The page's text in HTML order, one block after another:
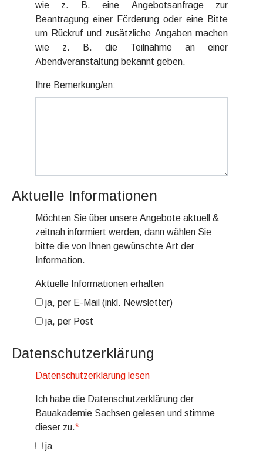
wie z. B. eine Angebotsanfrage zur
Beantragung einer Förderung oder eine Bitte
um Rückruf und zusätzliche Angaben machen
wie z. B. die Teilnahme an einer
Abendveranstaltung bekannt geben.
Ihre Bemerkung/en:
Aktuelle Informationen
Möchten Sie über unsere Angebote aktuell &
zeitnah informiert werden, dann wählen Sie
bitte die von Ihnen gewünschte Art der
Information.
Aktuelle Informationen erhalten
ja, per E-Mail (inkl. Newsletter)
ja, per Post
Datenschutzerklärung
Datenschutzerklärung lesen
Ich habe die Datenschutzerklärung der
Bauakademie Sachsen gelesen und stimme
dieser zu.*
ja